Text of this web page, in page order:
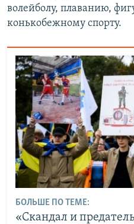
волейболу, плаванию,
конькобежному спорту.
БОЛЬШЕ ПО ТЕМЕ:
«Скандал и